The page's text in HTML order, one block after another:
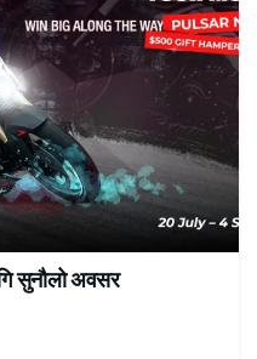
सुनौलो अवसर